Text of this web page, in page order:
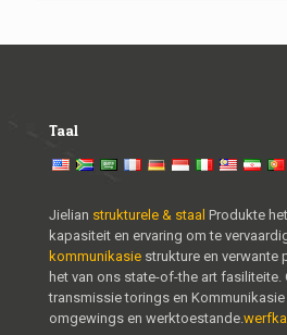
Taal
Jielian strukturele & staal Produkte
kapasiteit en ervaring om te
kommunikasie strukture en verwante
het van ons state-of-the art fasiliteite.
transmissie torings en Kommunikasie
omgewings en werktoestande.